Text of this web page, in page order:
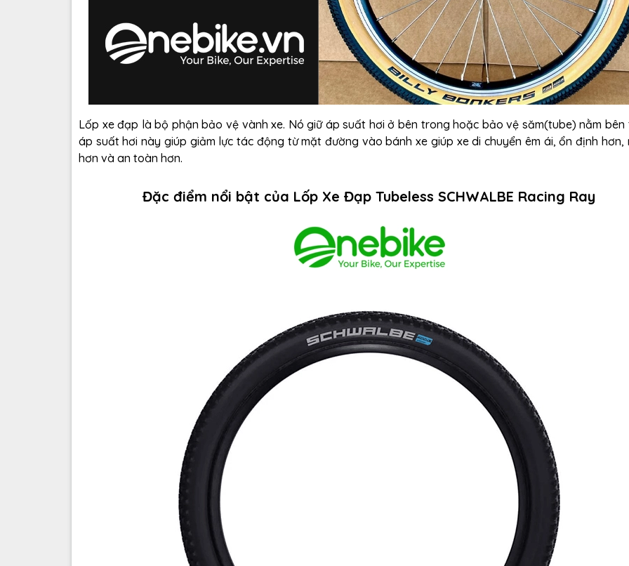
Lốp xe đạp là bộ phận bảo vệ vành xe. Nó giữ áp suất hơi ở bên trong hoặc bảo vệ săm(tube) nằm bên
áp suất hơi này giúp giảm lực tác động từ mặt đường vào bánh xe giúp xe di chuyển êm ái, ổn định hơn,
hơn và an toàn hơn.
Đặc điểm nổi bật của Lốp Xe Đạp Tubeless SCHWALBE Racing Ray